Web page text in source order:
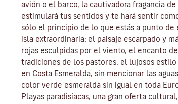
avión o el barco, la cautivadora fragancia de
estimulará tus sentidos y te hará sentir
sólo el principio de lo que estás a punto de
isla extraordinaria: el paisaje escarpado y
rojas esculpidas por el viento , el encanto
tradiciones de los pastores, el lujosos
en Costa Esmeralda , sin mencionar las
color verde esmeralda sin igual en toda
Playas paradisíacas, una gran oferta cultural,